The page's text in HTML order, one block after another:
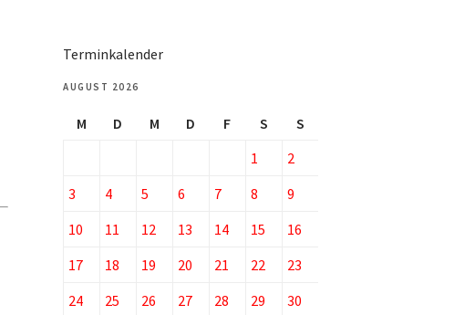
Terminkalender
AUGUST 2026
M D M D F S
S
1
2
3
4 5 6 7 8
9
10
11 12 13 14 15
16
17
18 19 20 21 22
23
24
25 26 27 28 29
30